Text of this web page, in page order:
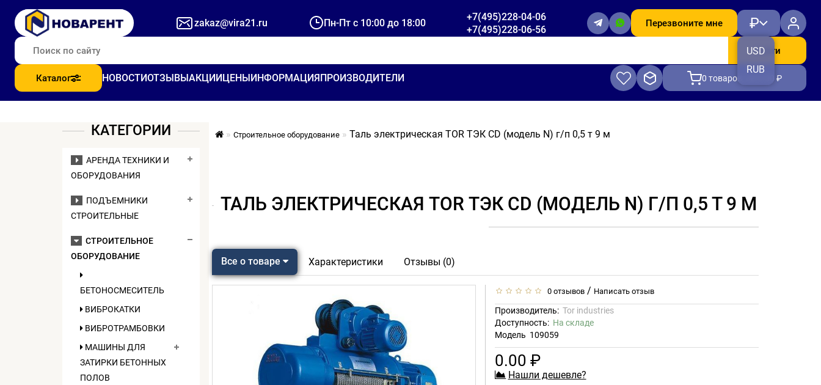
zakaz@vira21.ru Пн-Пт с 10:00 до 18:00
+7(495)228-04-06
+7(495)228-06-56
Перезвоните мне ₽
USD
RUB
Найти
Каталог НОВОСТИОТЗЫВЫАКЦИИЦЕНЫИНФОРМАЦИЯПРОИЗВОДИТЕЛИ 0 товаров, на 0.00 ₽
КАТЕГОРИИ
АРЕНДА ТЕХНИКИ И
ОБОРУДОВАНИЯ
ПОДЪЕМНИКИ
СТРОИТЕЛЬНЫЕ
СТРОИТЕЛЬНОЕ
ОБОРУДОВАНИЕ
БЕТОНОСМЕСИТЕЛЬ
ВИБРОКАТКИ
ВИБРОТРАМБОВКИ
МАШИНЫ ДЛЯ
ЗАТИРКИ БЕТОННЫХ
ПОЛОВ
Строительное оборудование Таль электрическая TOR ТЭК CD (модель N) г/п 0,5 т 9 м
ТАЛЬ ЭЛЕКТРИЧЕСКАЯ TOR ТЭК CD (МОДЕЛЬ N) Г/П 0,5 Т 9 М
Все о товаре Характеристики Отзывы (0)
0 отзывов / Написать отзыв
Производитель: Tor industries
Доступность: На складе
Модель 109059
0.00 ₽
Нашли дешевле?